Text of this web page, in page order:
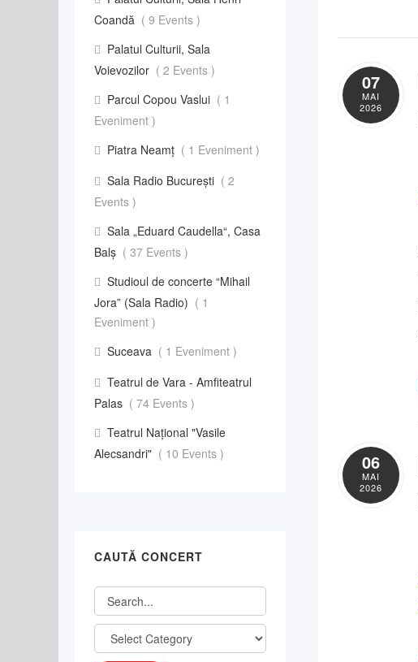
07
MAI
2026
06
MAI
2026
Coandă ( 9 Events )
Palatul Culturii, Sala
Voievozilor ( 2 Events )
Parcul Copou Vaslui ( 1
Eveniment )
Piatra Neamț ( 1 Eveniment )
Sala Radio București ( 2
Events )
Sala „Eduard Caudella“, Casa
Balş ( 37 Events )
Studioul de concerte “Mihail
Jora” (Sala Radio) ( 1
Eveniment )
Suceava ( 1 Eveniment )
Teatrul de Vara - Amfiteatrul
Palas ( 74 Events )
Teatrul Național "Vasile
Alecsandri" ( 10 Events )
CAUTĂ CONCERT